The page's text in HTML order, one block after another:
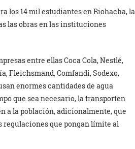
los 14 mil estudiantes en Riohacha, la
las obras en las instituciones
entre ellas Coca Cola, Nestlé,
Fleichsmand, Comfandi, Sodexo,
enormes cantidades de agua
que sea necesario, la transporten
a la población, adicionalmente, que
regulaciones que pongan límite al